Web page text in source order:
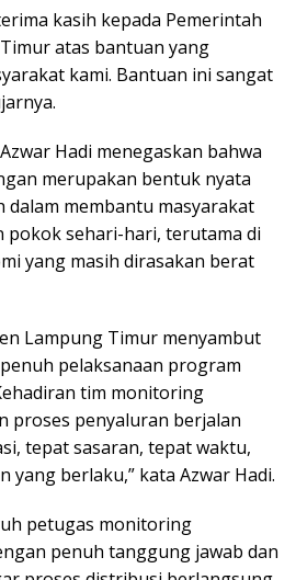
kasih kepada Pemerintah
atas bantuan yang
kami. Bantuan ini sangat
Hadi menegaskan bahwa
merupakan bentuk nyata
membantu masyarakat
pokok sehari-hari, terutama di
yang masih dirasakan berat
Lampung Timur menyambut
pelaksanaan program
tim monitoring
proses penyaluran berjalan
tepat sasaran, tepat waktu,
yang berlaku,” kata Azwar Hadi.
petugas monitoring
penuh tanggung jawab dan